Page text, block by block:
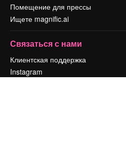
Помещение для прессы
Ищете magnific.ai
Связаться с нами
Клиентская поддержка
Instagram